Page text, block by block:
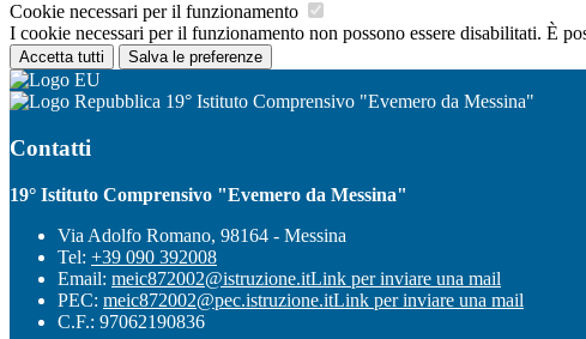
Cookie necessari per il funzionamento
I cookie necessari per il funzionamento non possono essere disabilitati. È
Accetta tutti Salva le preferenze
19° Istituto Comprensivo "Evemero da Messina"
Contatti
19° Istituto Comprensivo "Evemero da Messina"
Via Adolfo Romano, 98164 - Messina
Tel: +39 090 392008
Email: meic872002@istruzione.itLink per inviare una mail
PEC: meic872002@pec.istruzione.itLink per inviare una mail
C.F.: 97062190836